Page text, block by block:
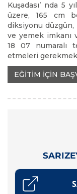
Kuşadası’ nda 5
üzere, 165 cm
diksiyonu düzgün,
ve yemek imkanı
18 07 numaralı
etmeleri
EĞİTİM İÇİN